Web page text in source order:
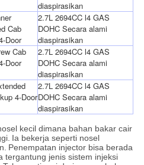
diaspirasikan
Cab
Door
2.7L 2694CC l4 GAS
DOHC Secara alami
diaspirasikan
Cab
Door
2.7L 2694CC l4 GAS
DOHC Secara alami
diaspirasikan
4-Door
2.7L 2694CC l4 GAS
DOHC Secara alami
diaspirasikan
kecil dimana bahan bakar cair
Ia bekerja seperti nosel
Penempatan injector bisa berada
tergantung jenis sistem injeksi